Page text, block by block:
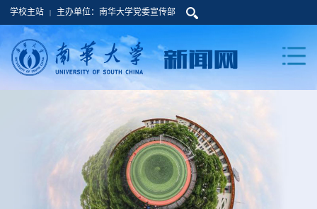
学校主站 | 主办单位：南华大学党委宣传部